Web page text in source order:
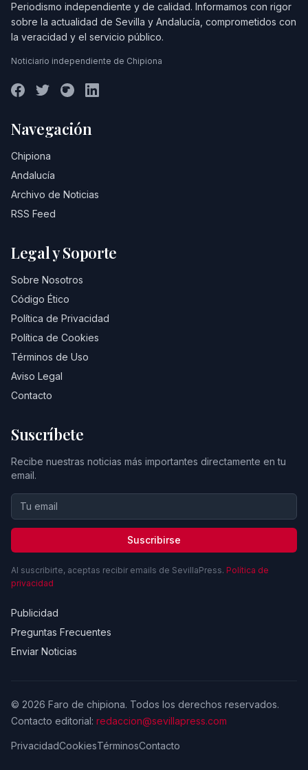
Periodismo independiente y de calidad. Informamos con rigor
sobre la actualidad de Sevilla y Andalucía, comprometidos con
la veracidad y el servicio público.
Noticiario independiente de Chipiona
Navegación
Chipiona
Andalucía
Archivo de Noticias
RSS Feed
Legal y Soporte
Sobre Nosotros
Código Ético
Política de Privacidad
Política de Cookies
Términos de Uso
Aviso Legal
Contacto
Suscríbete
Recibe nuestras noticias más importantes directamente en tu
email.
Suscribirse
Al suscribirte, aceptas recibir emails de SevillaPress. Política de
privacidad
Publicidad
Preguntas Frecuentes
Enviar Noticias
© 2026 Faro de chipiona. Todos los derechos reservados.
Contacto editorial: redaccion@sevillapress.com
PrivacidadCookiesTérminosContacto